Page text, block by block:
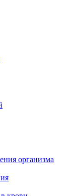
организма